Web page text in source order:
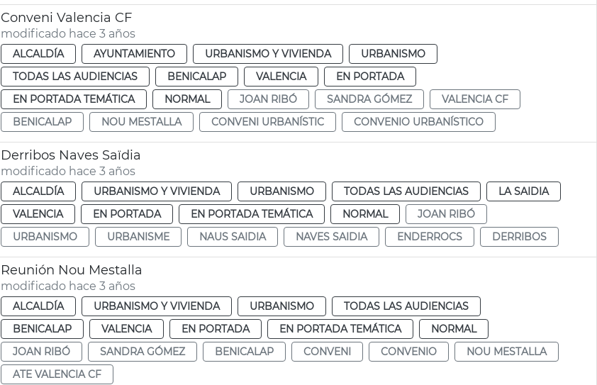
Conveni Valencia CF
modificado hace 3 años
ALCALDÍA AYUNTAMIENTO URBANISMO Y VIVIENDA
URBANISMO
TODAS LAS AUDIENCIAS
BENICALAP VALENCIA
EN PORTADA
EN PORTADA TEMÁTICA
NORMAL JOAN RIBÓ SANDRA GÓMEZ
VALENCIA CF
BENICALAP
NOU MESTALLA CONVENI URBANÍSTIC CONVENIO URBANÍSTICO
Derribos Naves Saïdia
modificado hace 3 años
ALCALDÍA URBANISMO Y VIVIENDA URBANISMO TODAS LAS AUDIENCIAS
LA SAIDIA
VALENCIA
EN PORTADA EN PORTADA TEMÁTICA NORMAL
JOAN RIBÓ
URBANISMO
URBANISME NAUS SAIDIA NAVES SAIDIA ENDERROCS DERRIBOS
Reunión Nou Mestalla
modificado hace 3 años
ALCALDÍA URBANISMO Y VIVIENDA URBANISMO
TODAS LAS AUDIENCIAS
BENICALAP
VALENCIA EN PORTADA EN PORTADA TEMÁTICA
NORMAL
JOAN RIBÓ
SANDRA GÓMEZ BENICALAP CONVENI CONVENIO
NOU MESTALLA
ATE VALENCIA CF